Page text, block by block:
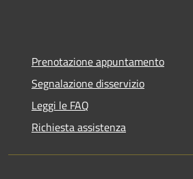
Prenotazione appuntamento
Segnalazione disservizio
Leggi le FAQ
Richiesta assistenza